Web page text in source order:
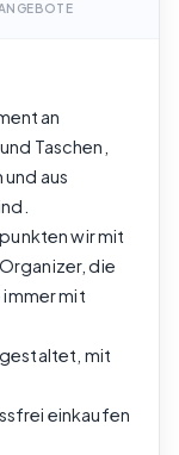
an
Taschen,
aus
wir mit
die
immer mit
mit
einkaufen